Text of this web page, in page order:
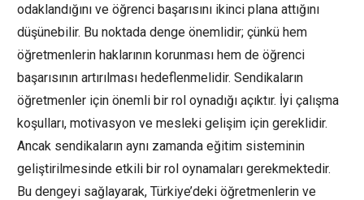
odaklandığını ve öğrenci başarısını ikinci plana attığını
düşünebilir. Bu noktada denge önemlidir; çünkü hem
öğretmenlerin haklarının korunması hem de öğrenci
başarısının artırılması hedeflenmelidir. Sendikaların
öğretmenler için önemli bir rol oynadığı açıktır. İyi çalışma
koşulları, motivasyon ve mesleki gelişim için gereklidir.
Ancak sendikaların aynı zamanda eğitim sisteminin
geliştirilmesinde etkili bir rol oynamaları gerekmektedir.
Bu dengeyi sağlayarak, Türkiye’deki öğretmenlerin ve